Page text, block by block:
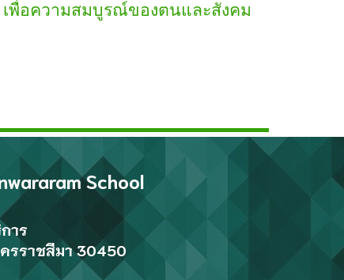
พื่อความสมบูรณ์ของตนและสังคม
School
าร
รราชสีมา 30450